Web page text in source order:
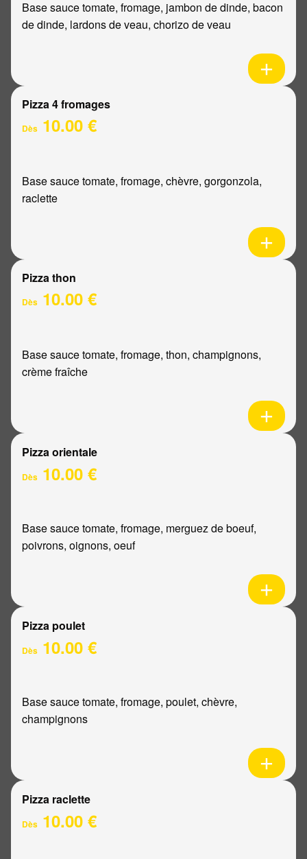
Base sauce tomate, fromage, jambon de dinde, bacon
de dinde, lardons de veau, chorizo de veau
Pizza 4 fromages
Dès 10.00 €
Base sauce tomate, fromage, chèvre, gorgonzola,
raclette
Pizza thon
Dès 10.00 €
Base sauce tomate, fromage, thon, champignons,
crème fraîche
Pizza orientale
Dès 10.00 €
Base sauce tomate, fromage, merguez de boeuf,
poivrons, oignons, oeuf
Pizza poulet
Dès 10.00 €
Base sauce tomate, fromage, poulet, chèvre,
champignons
Pizza raclette
Dès 10.00 €